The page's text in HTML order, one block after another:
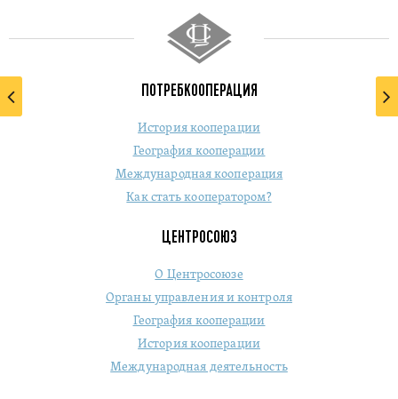
ПОТРЕБКООПЕРАЦИЯ
История кооперации
География кооперации
Международная кооперация
Как стать кооператором?
ЦЕНТРОСОЮЗ
О Центросоюзе
Органы управления и контроля
География кооперации
История кооперации
Международная деятельность